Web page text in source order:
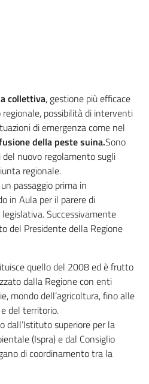
collettiva, gestione più efficace
possibilità di interventi
di emergenza come nel
della peste suina.Sono
nuovo regolamento sugli
regionale.
passaggio prima in
in Aula per il parere di
Successivamente
del Presidente della Regione
quello del 2008 ed è frutto
dalla Regione con enti
mondo dell’agricoltura, fino alle
del territorio.
dall’Istituto superiore per la
(Ispra) e dal Consiglio
di coordinamento tra la